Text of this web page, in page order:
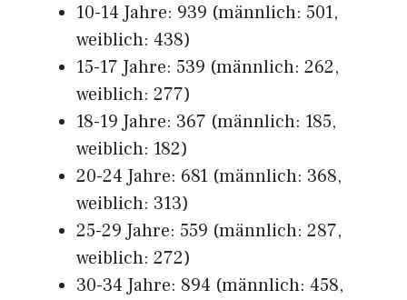
10-14 Jahre: 939 (männlich: 501,
weiblich: 438)
15-17 Jahre: 539 (männlich: 262,
weiblich: 277)
18-19 Jahre: 367 (männlich: 185,
weiblich: 182)
20-24 Jahre: 681 (männlich: 368,
weiblich: 313)
25-29 Jahre: 559 (männlich: 287,
weiblich: 272)
30-34 Jahre: 894 (männlich: 458,